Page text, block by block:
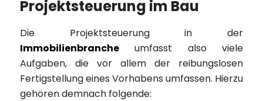
Projektsteuerung im Bau
Die Projektsteuerung in der
Immobilienbrancheumfasst also viele
Aufgaben, die vor allem der reibungslosen
Fertigstellung eines Vorhabens umfassen. Hierzu
gehören demnach folgende: